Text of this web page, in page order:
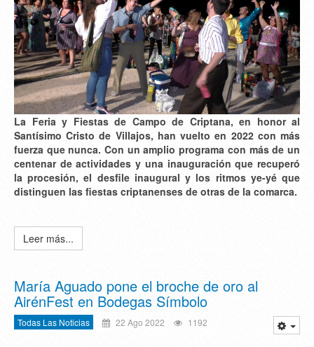
La Feria y Fiestas de Campo de Criptana, en honor al
Santísimo Cristo de Villajos, han vuelto en 2022 con más
fuerza que nunca. Con un amplio programa con más de un
centenar de actividades y una inauguración que recuperó
la procesión, el desfile inaugural y los ritmos ye-yé que
distinguen las fiestas criptanenses de otras de la comarca.
Leer más...
María Aguado pone el broche de oro al
AirénFest en Bodegas Símbolo
Todas Las Noticias 22 Ago 2022 1192